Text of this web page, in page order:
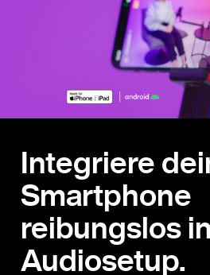
Integriere
Smartphone
reibungslos
Audiosetup.